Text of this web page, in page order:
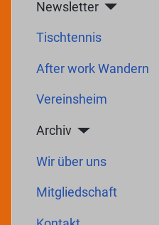
Newsletter
Tischtennis
After work Wandern
Vereinsheim
Archiv
Wir über uns
Mitgliedschaft